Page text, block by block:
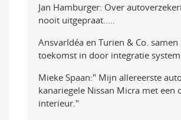
Jan Hamburger: Over
nooit uitgepraat…..
AnsvarIdéa en Turien & Co.
toekomst in door integratie
Mieke Spaan:" Mijn allereerste
kanariegele Nissan Micra met een
interieur."